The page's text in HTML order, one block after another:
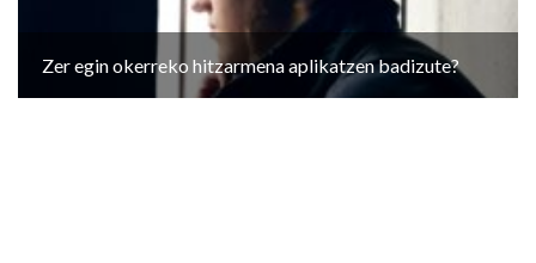
Zer egin okerreko hitzarmena aplikatzen badizute?